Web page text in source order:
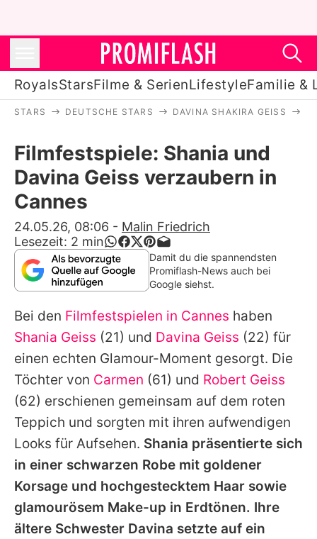
RoyalsStarsFilme & SerienLifestyleFamilie &
Stars
Filme & Serien
Lifestyle
Familie & Liebe
Promiflash Exklusiv
Alle Themen auf Promiflash
Jobs
App runterladen
Team
Redaktionelle Richtlinien
Impressum
Datenschutzerklärung
STARS DEUTSCHE STARS DAVINA SHAKIRA GEISS
Filmfestspiele: Shania und
Davina Geiss verzaubern in
Cannes
24.05.26, 08:06 - Malin Friedrich
Lesezeit: 2 min
Damit du die spannendsten
Promiflash-News auch bei
Google siehst.
Bei den Filmfestspielen in Cannes haben
Shania Geiss (21) und Davina Geiss (22) für
einen echten Glamour-Moment gesorgt. Die
Töchter von Carmen (61) und Robert Geiss
(62) erschienen gemeinsam auf dem roten
Teppich und sorgten mit ihren aufwendigen
Looks für Aufsehen. Shania präsentierte sich
in einer schwarzen Robe mit goldener
Korsage und hochgestecktem Haar sowie
glamourösem Make-up in Erdtönen. Ihre
ältere Schwester Davina setzte auf ein